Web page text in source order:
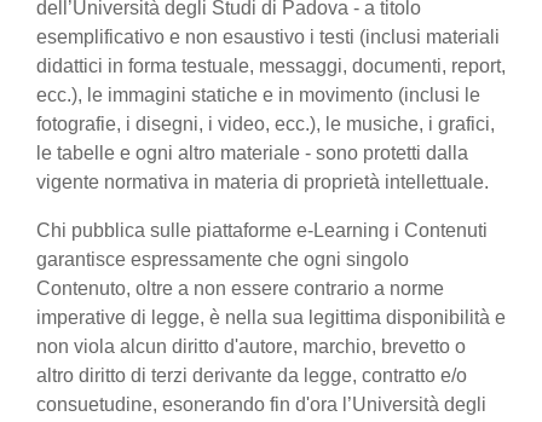
dell’Università degli Studi di Padova - a titolo
esemplificativo e non esaustivo i testi (inclusi materiali
didattici in forma testuale, messaggi, documenti, report,
ecc.), le immagini statiche e in movimento (inclusi le
fotografie, i disegni, i video, ecc.), le musiche, i grafici,
le tabelle e ogni altro materiale - sono protetti dalla
vigente normativa in materia di proprietà intellettuale.
Chi pubblica sulle piattaforme e-Learning i Contenuti
garantisce espressamente che ogni singolo
Contenuto, oltre a non essere contrario a norme
imperative di legge, è nella sua legittima disponibilità e
non viola alcun diritto d'autore, marchio, brevetto o
altro diritto di terzi derivante da legge, contratto e/o
consuetudine, esonerando fin d'ora l’Università degli